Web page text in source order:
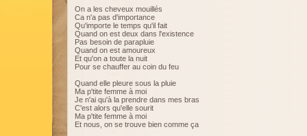
On a les cheveux mouillés
Ca n'a pas d'importance
Qu'importe le temps qu'il fait
Quand on est deux dans l'existence
Pas besoin de parapluie
Quand on est amoureux
Et qu'on a toute la nuit
Pour se chauffer au coin du feu
Quand elle pleure sous la pluie
Ma p'tite femme à moi
Je n'ai qu'à la prendre dans mes bras
C'est alors qu'elle sourit
Ma p'tite femme à moi
Et nous, on se trouve bien comme ça